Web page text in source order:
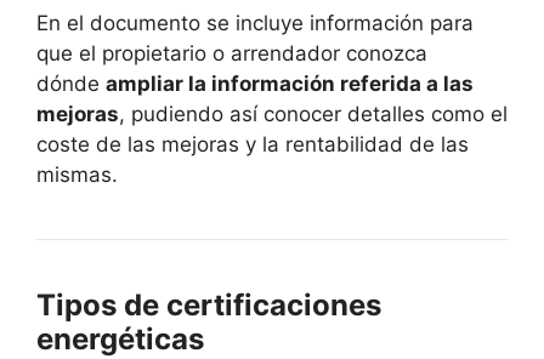
En el documento se incluye información para
que el propietario o arrendador conozca
dónde ampliar la información referida a las
mejoras, pudiendo así conocer detalles como el
coste de las mejoras y la rentabilidad de las
mismas.
Tipos de certificaciones
energéticas